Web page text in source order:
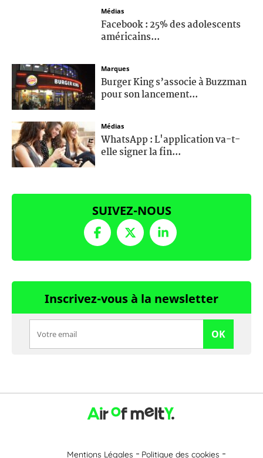
Médias
Facebook : 25% des adolescents
américains...
Marques
Burger King s’associe à Buzzman
pour son lancement...
Médias
WhatsApp : L'application va-t-
elle signer la fin...
SUIVEZ-NOUS
Inscrivez-vous à la newsletter
OK
Mentions Légales Politique des cookies